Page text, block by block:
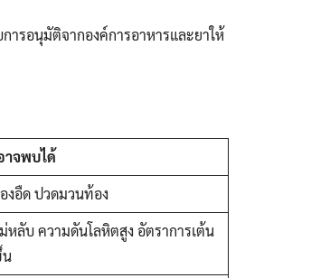
ารอนุมัติจากองค์การอาหารและยาให้
าจพบได้
งอืด ปวดมวนท้อง
หลับ ความดันโลหิตสูง อัตราการเต้น
น